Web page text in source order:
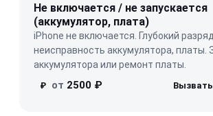
Не включается / не запускается
(аккумулятор, плата)
iPhone не включается. Глубокий
неисправность аккумулятора, платы.
аккумулятора или ремонт платы.
₽ от 2500 ₽